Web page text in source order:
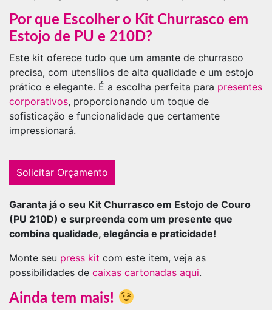
Por que Escolher o Kit Churrasco em
Estojo de PU e 210D?
Este kit oferece tudo que um amante de churrasco
precisa, com utensílios de alta qualidade e um estojo
prático e elegante. É a escolha perfeita para presentes
corporativos, proporcionando um toque de
sofisticação e funcionalidade que certamente
impressionará.
Solicitar Orçamento
Garanta já o seu Kit Churrasco em Estojo de Couro
(PU 210D) e surpreenda com um presente que
combina qualidade, elegância e praticidade!
Monte seu press kit com este item, veja as
possibilidades de caixas cartonadas aqui.
Ainda tem mais!